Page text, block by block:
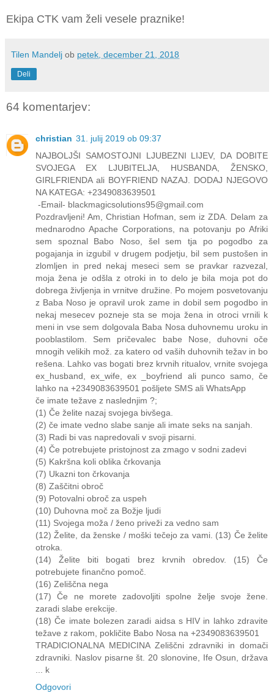
Ekipa CTK vam želi vesele praznike!
Tilen Mandelj ob petek, december 21, 2018
Deli
64 komentarjev:
christian 31. julij 2019 ob 09:37
NAJBOLJŠI SAMOSTOJNI LJUBEZNI LIJEV, DA DOBITE
SVOJEGA EX LJUBITELJA, HUSBANDA, ŽENSKO,
GIRLFRIENDA ali BOYFRIEND NAZAJ. DODAJ NJEGOVO
NA KATEGA: +2349083639501
-Email- blackmagicsolutions95@gmail.com
Pozdravljeni! Am, Christian Hofman, sem iz ZDA. Delam za
mednarodno Apache Corporations, na potovanju po Afriki
sem spoznal Babo Noso, šel sem tja po pogodbo za
pogajanja in izgubil v drugem podjetju, bil sem pustošen in
zlomljen in pred nekaj meseci sem se pravkar razvezal,
moja žena je odšla z otroki in to delo je bila moja pot do
dobrega življenja in vrnitve družine. Po mojem posvetovanju
z Baba Noso je opravil urok zame in dobil sem pogodbo in
nekaj mesecev pozneje sta se moja žena in otroci vrnili k
meni in vse sem dolgovala Baba Nosa duhovnemu uroku in
pooblastilom. Sem pričevalec babe Nose, duhovni oče
mnogih velikih mož. za katero od vaših duhovnih težav in bo
rešena. Lahko vas bogati brez krvnih ritualov, vrnite svojega
ex_husband, ex_wife, ex _boyfriend ali punco samo, če
lahko na +2349083639501 pošljete SMS ali WhatsApp
če imate težave z naslednjim ?;
(1) Če želite nazaj svojega bivšega.
(2) če imate vedno slabe sanje ali imate seks na sanjah.
(3) Radi bi vas napredovali v svoji pisarni.
(4) Če potrebujete pristojnost za zmago v sodni zadevi
(5) Kakršna koli oblika črkovanja
(7) Ukazni ton črkovanja
(8) Zaščitni obroč
(9) Potovalni obroč za uspeh
(10) Duhovna moč za Božje ljudi
(11) Svojega moža / ženo priveži za vedno sam
(12) Želite, da ženske / moški tečejo za vami. (13) Če želite
otroka.
(14) Želite biti bogati brez krvnih obredov. (15) Če
potrebujete finančno pomoč.
(16) Zeliščna nega
(17) Če ne morete zadovoljiti spolne želje svoje žene.
zaradi slabe erekcije.
(18) Če imate bolezen zaradi aidsa s HIV in lahko zdravite
težave z rakom, pokličite Babo Nosa na +2349083639501
TRADICIONALNA MEDICINA Zeliščni zdravniki in domači
zdravniki. Naslov pisarne št. 20 slonovine, Ife Osun, država
... k
Odgovori